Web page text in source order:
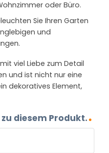
oder Büro.
Sie Ihren Garten
und
viel Liebe zum Detail
und ist nicht nur eine
dekoratives Element,
diesem Produkt.